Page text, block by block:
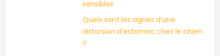
sensibles
Quels sont les signes d’une
distorsion d’estomac chez le chien
?